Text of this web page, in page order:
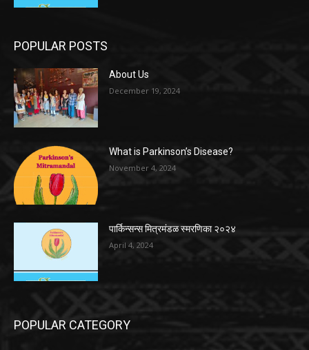
POPULAR POSTS
About Us
December 19, 2024
What is Parkinson’s Disease?
November 4, 2024
पार्किन्सन्स मित्रमंडळ स्मरणिका २०२४
April 4, 2024
POPULAR CATEGORY